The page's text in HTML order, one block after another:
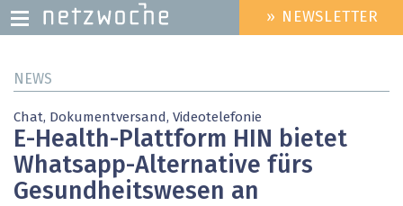
zum
HEADER
MENU
» NEWSLETTER
NEWS
Chat, Dokumentversand, Videotelefonie
E-Health-Plattform HIN bietet
Whatsapp-Alternative fürs
Gesundheitswesen an